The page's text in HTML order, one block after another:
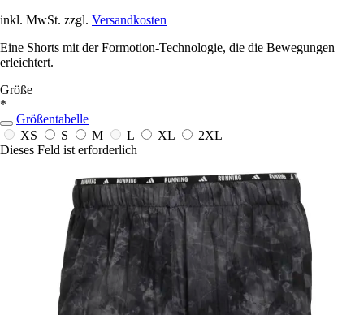
inkl. MwSt. zzgl. Versandkosten
Eine Shorts mit der Formotion-Technologie, die die Bewegungen
erleichtert.
Größe
*
Größentabelle
XS
S M L XL
2XL
Dieses Feld ist erforderlich